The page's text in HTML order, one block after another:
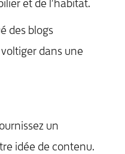
et de l’habitat.
des blogs
dans une
un
idée de contenu.